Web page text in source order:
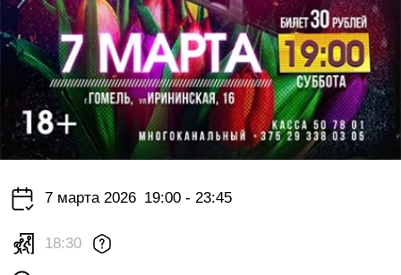
7 марта 2026 19:00 - 23:45
18:30